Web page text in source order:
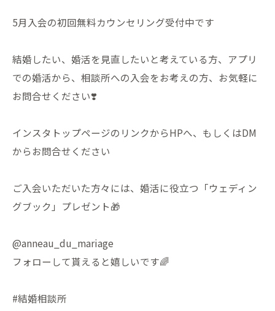
5月入会の初回無料カウンセリング受付中です
結婚したい、婚活を見直したいと考えている方、アプリ
での婚活から、相談所への入会をお考えの方、お気軽に
お問合せください❣️
インスタトップページのリンクからHPへ、もしくはDM
からお問合せください
ご入会いただいた方々には、婚活に役立つ「ウェディン
グブック」プレゼント🎁
@anneau_du_mariage
フォローして貰えると嬉しいです🌈
#結婚相談所